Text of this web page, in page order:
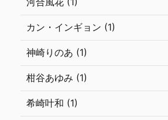
カン・インギョン (1)
神崎りのあ (1)
柑谷あゆみ (1)
希崎叶和 (1)